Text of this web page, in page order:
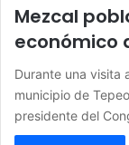
Mezcal
económico
Durante una visita
municipio de
presidente del